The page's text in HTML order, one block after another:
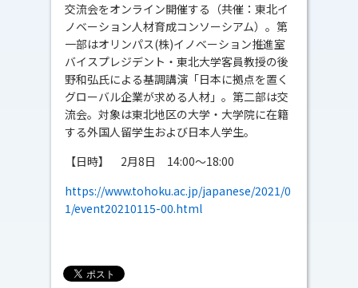
交流会をオンライン開催する（共催：東北イ
ノベーション人材育成コンソーシアム）。第
一部はオリンパス(株)イノベーション推進室
バイスプレジデント・東北大学客員教授の後
野和弘氏による基調講演「日本に拠点を置く
グローバル企業が求める人材」。第二部は交
流会。対象は東北地区の大学・大学院に在籍
する外国人留学生および日本人学生。
【日時】 2月8日 14:00～18:00
https://www.tohoku.ac.jp/japanese/2021/0
1/event20210115-00.html